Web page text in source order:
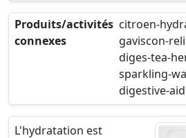
Produits/activités
connexes
citroen-
gaviscon-
diges-tea-
sparkling-
digestive-aid
L'hydratation est